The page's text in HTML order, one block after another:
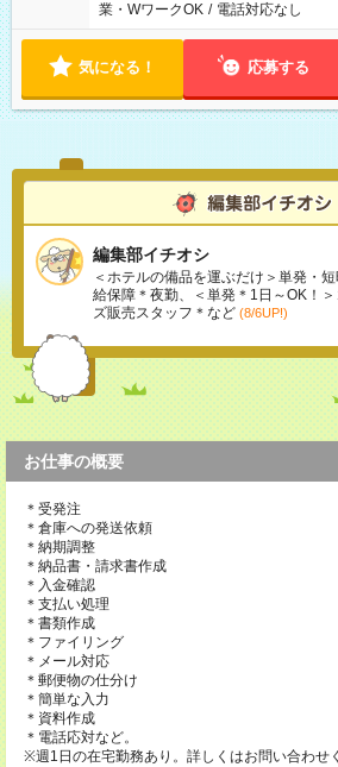
業・WワークOK / 電話対応なし
気になる！ 応募する
編集部イチオシ
＜ホテルの備品を運ぶだけ＞単発・
給保障＊夜勤、＜単発＊1日～OK！
ズ販売スタッフ＊など (8/6UP!)
お仕事の概要
＊受発注
＊倉庫への発送依頼
＊納期調整
＊納品書・請求書作成
＊入金確認
＊支払い処理
＊書類作成
＊ファイリング
＊メール対応
＊郵便物の仕分け
＊簡単な入力
＊資料作成
＊電話応対など。
※週1日の在宅勤務あり。詳しくはお問い合わせ